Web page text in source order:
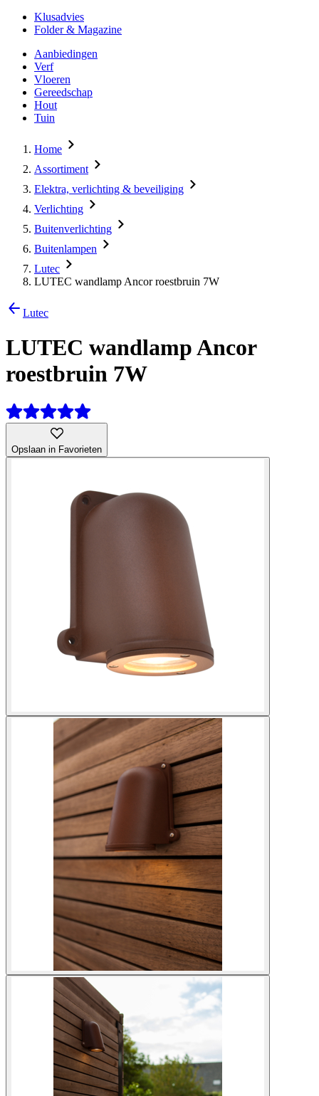
Klusadvies
Folder & Magazine
Aanbiedingen
Verf
Vloeren
Gereedschap
Hout
Tuin
Home
Assortiment
Elektra, verlichting & beveiliging
Verlichting
Buitenverlichting
Buitenlampen
Lutec
LUTEC wandlamp Ancor roestbruin 7W
Lutec
LUTEC wandlamp Ancor
roestbruin 7W
Opslaan in Favorieten